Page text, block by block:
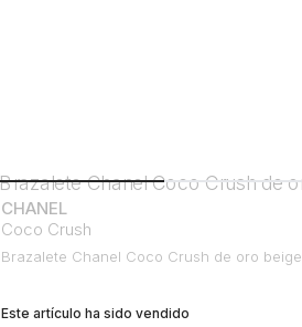
CHANEL
Coco Crush
Brazalete Chanel Coco Crush de oro beige
Este artículo ha sido vendido